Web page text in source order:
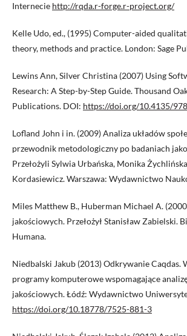
Internecie http://rqda.r-forge.r-project.org/
Kelle Udo, ed., (1995) Computer-aided
theory, methods and practice. London: Sage
Lewins Ann, Silver Christina (2007) Using
Research: A Step-by-Step Guide. Thousand
Publications. DOI: https://doi.org/10.4135/
Lofland John i in. (2009) Analiza układów
przewodnik metodologiczny po badaniach
Przełożyli Sylwia Urbańska, Monika
Kordasiewicz. Warszawa: Wydawnictwo
Miles Matthew B., Huberman Michael A.
jakościowych. Przełożył Stanisław Zabielski.
Humana.
Niedbalski Jakub (2013) Odkrywanie Caqdas.
programy komputerowe wspomagające
jakościowych. Łódź: Wydawnictwo
https://doi.org/10.18778/7525-881-3